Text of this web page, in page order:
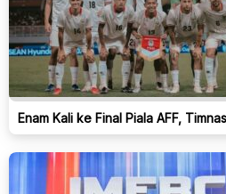
Enam Kali ke Final Piala AFF,